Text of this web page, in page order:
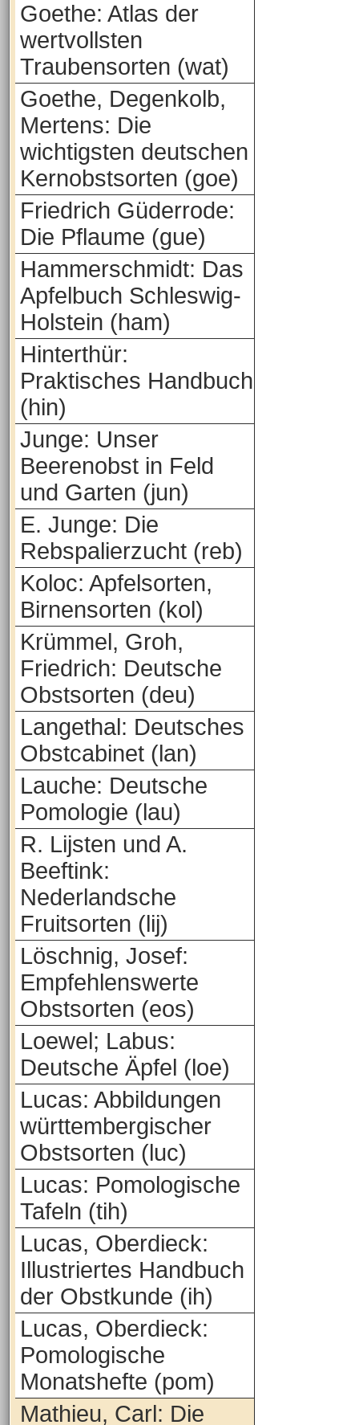
Goethe: Atlas der
wertvollsten
Traubensorten (wat)
Goethe, Degenkolb,
Mertens: Die
wichtigsten deutschen
Kernobstsorten (goe)
Friedrich Güderrode:
Die Pflaume (gue)
Hammerschmidt: Das
Apfelbuch Schleswig-
Holstein (ham)
Hinterthür:
Praktisches Handbuch
(hin)
Junge: Unser
Beerenobst in Feld
und Garten (jun)
E. Junge: Die
Rebspalierzucht (reb)
Koloc: Apfelsorten,
Birnensorten (kol)
Krümmel, Groh,
Friedrich: Deutsche
Obstsorten (deu)
Langethal: Deutsches
Obstcabinet (lan)
Lauche: Deutsche
Pomologie (lau)
R. Lijsten und A.
Beeftink:
Nederlandsche
Fruitsorten (lij)
Löschnig, Josef:
Empfehlenswerte
Obstsorten (eos)
Loewel; Labus:
Deutsche Äpfel (loe)
Lucas: Abbildungen
württembergischer
Obstsorten (luc)
Lucas: Pomologische
Tafeln (tih)
Lucas, Oberdieck:
Illustriertes Handbuch
der Obstkunde (ih)
Lucas, Oberdieck:
Pomologische
Monatshefte (pom)
Mathieu, Carl: Die